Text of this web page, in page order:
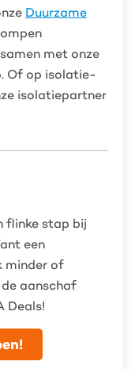
Duurzame
met onze
Of op isolatie-
isolatiepartner
flinke stap bij
een
minder of
aanschaf
Deals!